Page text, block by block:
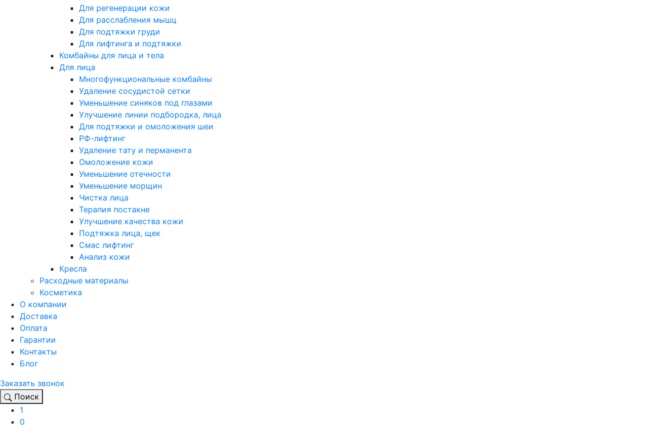
Для регенерации кожи
Для расслабления мышц
Для подтяжки груди
Для лифтинга и подтяжки
Комбайны для лица и тела
Для лица
Многофункциональные комбайны
Удаление сосудистой сетки
Уменьшение синяков под глазами
Улучшение линии подбородка, лица
Для подтяжки и омоложения шеи
РФ-лифтинг
Удаление тату и перманента
Омоложение кожи
Уменьшение отечности
Уменьшение морщин
Чистка лица
Терапия постакне
Улучшение качества кожи
Подтяжка лица, щек
Смас лифтинг
Анализ кожи
Кресла
Расходные материалы
Косметика
О компании
Доставка
Оплата
Гарантии
Контакты
Блог
Заказать звонок
Поиск
1
0